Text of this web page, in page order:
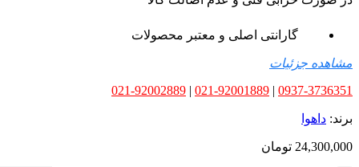
گارانتی اصلی و معتبر محصولات
مشاهده جزئیات
0937-3736351
|
021-92001889
|
021-92002889
برند: داهوا
24,300,000 تومان